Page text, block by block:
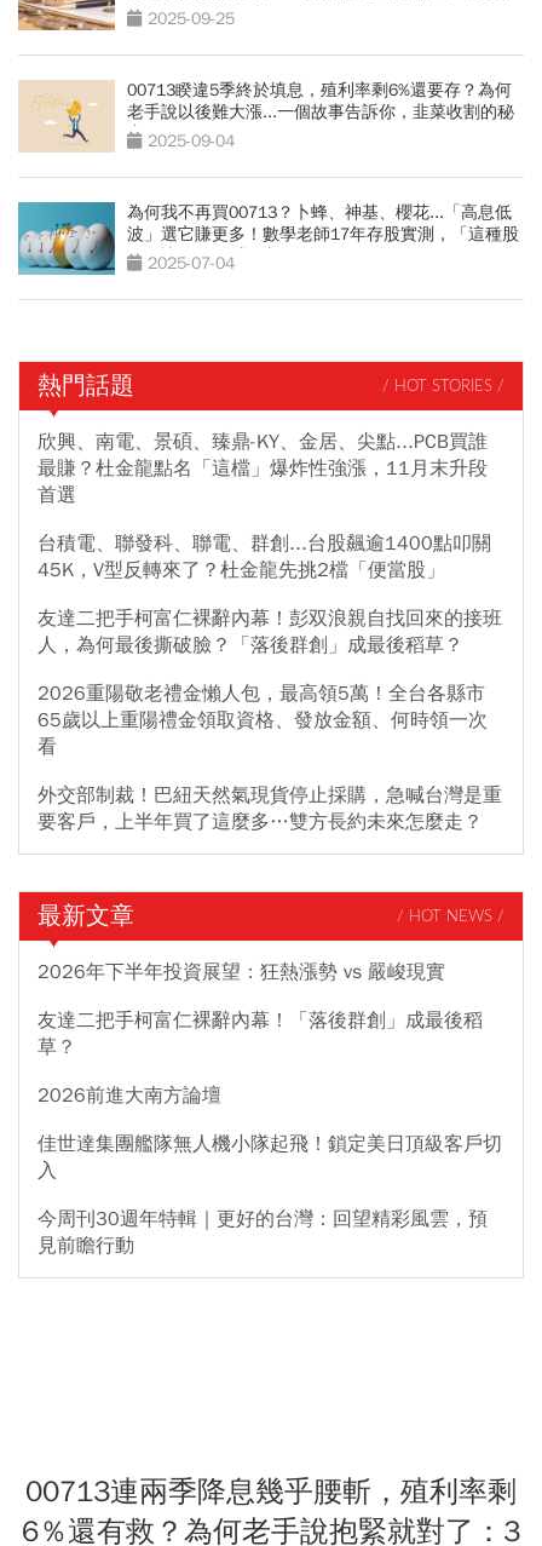
2025-09-25
00713睽違5季終於填息，殖利率剩6%還要存？為何
老手說以後難大漲...一個故事告訴你，韭菜收割的秘
密 2025-09-04
為何我不再買00713？卜蜂、神基、櫻花...「高息低
波」選它賺更多！數學老師17年存股實測，「這種股
票」比0050多賺1倍
2025-07-04
熱門話題 / HOT STORIES /
欣興、南電、景碩、臻鼎-KY、金居、尖點...PCB買誰
最賺？杜金龍點名「這檔」爆炸性強漲，11月末升段
首選
台積電、聯發科、聯電、群創...台股飆逾1400點叩關
45K，V型反轉來了？杜金龍先挑2檔「便當股」
友達二把手柯富仁裸辭內幕！彭双浪親自找回來的接班
人，為何最後撕破臉？「落後群創」成最後稻草？
2026重陽敬老禮金懶人包，最高領5萬！全台各縣市
65歲以上重陽禮金領取資格、發放金額、何時領一次
看
外交部制裁！巴紐天然氣現貨停止採購，急喊台灣是重
要客戶，上半年買了這麼多…雙方長約未來怎麼走？
最新文章 / HOT NEWS /
2026年下半年投資展望：狂熱漲勢 vs 嚴峻現實
友達二把手柯富仁裸辭內幕！「落後群創」成最後稻
草？
2026前進大南方論壇
佳世達集團艦隊無人機小隊起飛！鎖定美日頂級客戶切
入
今周刊30週年特輯｜更好的台灣：回望精彩風雲，預
見前瞻行動
00713連兩季降息幾乎腰斬，殖利率剩
6％還有救？為何老手說抱緊就對了：3